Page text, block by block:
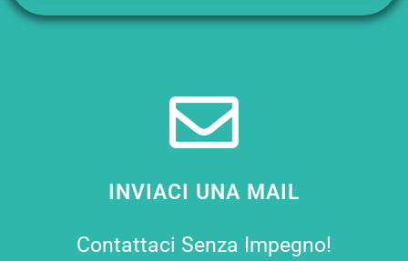
INVIACI UNA MAIL
Contattaci Senza Impegno!